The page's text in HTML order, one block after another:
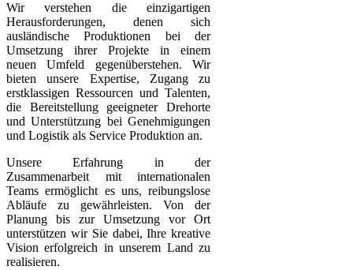
Wir verstehen die einzigartigen
Herausforderungen, denen sich
ausländische Produktionen bei der
Umsetzung ihrer Projekte in einem
neuen Umfeld gegenüberstehen. Wir
bieten unsere Expertise, Zugang zu
erstklassigen Ressourcen und Talenten,
die Bereitstellung geeigneter Drehorte
und Unterstützung bei Genehmigungen
und Logistik als Service Produktion an.
Unsere Erfahrung in der
Zusammenarbeit mit internationalen
Teams ermöglicht es uns, reibungslose
Abläufe zu gewährleisten. Von der
Planung bis zur Umsetzung vor Ort
unterstützen wir Sie dabei, Ihre kreative
Vision erfolgreich in unserem Land zu
realisieren.